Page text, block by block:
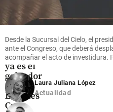
Video:
Lionel
Messi
marcó
doblete y
ya es el
goleador
de la
Leagues
Cup
Desde la Sucursal del Cielo, el
ante el Congreso, que deberá
acompañar el acto de investidura.
Laura Juliana López
Actualidad